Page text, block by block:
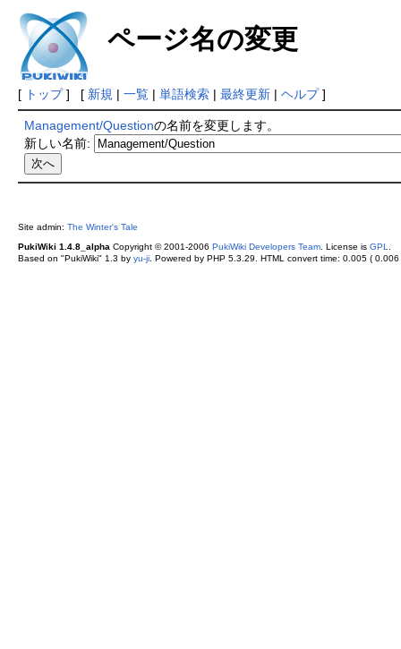
ページ名の変更
[ トップ] [ 新規 | 一覧| 単語検索| 最終更新| ヘルプ]
Management/Questionの名前を変更します。
新しい名前:
Site admin: The Winter's Tale
PukiWiki 1.4.8_alpha Copyright © 2001-2006 PukiWiki Developers Team. License is GPL
Based on "PukiWiki" 1.3 by yu-ji. Powered by PHP 5.3.29. HTML convert time: 0.005 ( 0.006